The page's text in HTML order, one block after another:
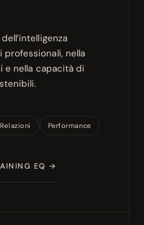
nella
e nella capacità di
Relazioni Performance
EQ →